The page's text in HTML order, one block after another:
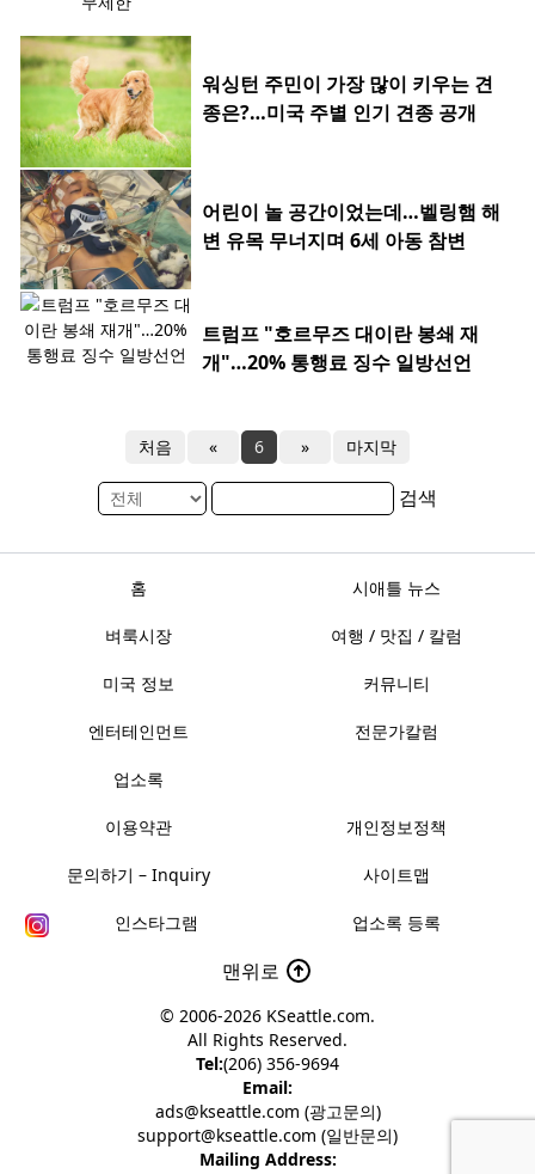
워싱턴 주민이 가장 많이 키우는 견
종은?…미국 주별 인기 견종 공개
어린이 놀 공간이었는데…벨링햄 해
변 유목 무너지며 6세 아동 참변
트럼프 "호르무즈 대이란 봉쇄 재
개"…20% 통행료 징수 일방선언
처음 « 6 » 마지막
검색
홈 시애틀 뉴스
벼룩시장 여행 / 맛집 / 칼럼
미국 정보 커뮤니티
엔터테인먼트 전문가칼럼
업소록
이용약관 개인정보정책
문의하기 – Inquiry 사이트맵
인스타그램 업소록 등록
맨위로
© 2006-2026 KSeattle.com.
All Rights Reserved.
Tel:(206) 356-9694
Email:
ads@kseattle.com (광고문의)
support@kseattle.com (일반문의)
Mailing Address: